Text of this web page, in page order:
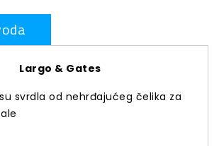
Largo & Gates
svrdla od nehrđajućeg čelika za